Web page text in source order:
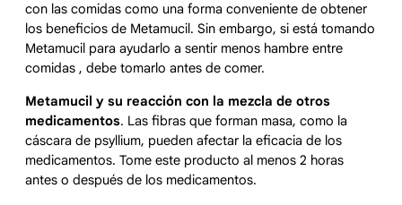
con las comidas como una forma conveniente de obtener
los beneficios de Metamucil. Sin embargo, si está tomando
Metamucil para ayudarlo a sentir menos hambre entre
comidas , debe tomarlo antes de comer.
Metamucil y su reacción con la mezcla de otros
medicamentos. Las fibras que forman masa, como la
cáscara de psyllium, pueden afectar la eficacia de los
medicamentos. Tome este producto al menos 2 horas
antes o después de los medicamentos.